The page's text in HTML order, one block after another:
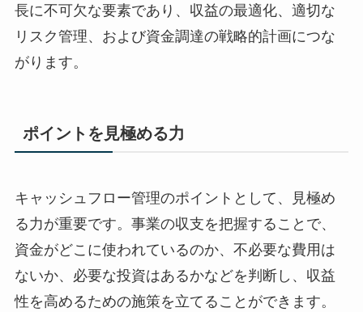
長に不可欠な要素であり、収益の最適化、適切な
リスク管理、および資金調達の戦略的計画につな
がります。
ポイントを見極める力
キャッシュフロー管理のポイントとして、見極め
る力が重要です。事業の収支を把握することで、
資金がどこに使われているのか、不必要な費用は
ないか、必要な投資はあるかなどを判断し、収益
性を高めるための施策を立てることができます。